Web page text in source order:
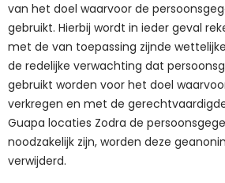
van het doel waarvoor de
gebruikt. Hierbij wordt in ieder geval
met de van toepassing zijnde
de redelijke verwachting dat
gebruikt worden voor het doel
verkregen en met de
Guapa locaties Zodra de
noodzakelijk zijn, worden deze
verwijderd.